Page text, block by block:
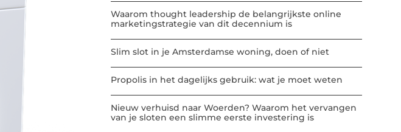
Waarom thought leadership de belangrijkste online
marketingstrategie van dit decennium is
Slim slot in je Amsterdamse woning, doen of niet
Propolis in het dagelijks gebruik: wat je moet weten
Nieuw verhuisd naar Woerden? Waarom het vervangen
van je sloten een slimme eerste investering is